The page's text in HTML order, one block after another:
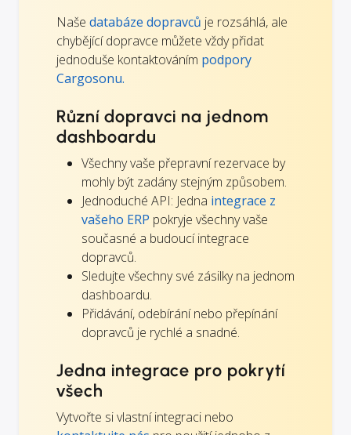
Naše databáze dopravců je rozsáhlá, ale
chybějící dopravce můžete vždy přidat
jednoduše kontaktováním podpory
Cargosonu.
Různí dopravci na jednom
dashboardu
Všechny vaše přepravní rezervace by
mohly být zadány stejným způsobem.
Jednoduché API: Jedna integrace z
vašeho ERP pokryje všechny vaše
současné a budoucí integrace
dopravců.
Sledujte všechny své zásilky na jednom
dashboardu.
Přidávání, odebírání nebo přepínání
dopravců je rychlé a snadné.
Jedna integrace pro pokrytí
všech
Vytvořte si vlastní integraci nebo